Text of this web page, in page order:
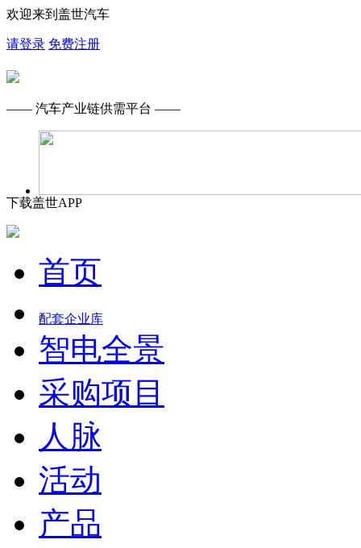
欢迎来到盖世汽车
请登录 免费注册
—— 汽车产业链供需平台 ——
下载盖世APP
首页
配套企业库
智电全景
采购项目
人脉
活动
产品